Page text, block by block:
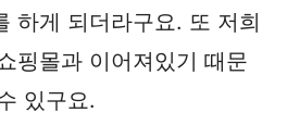
하게 되더라구요. 또 저희
핑몰과 이어져있기 때문
있구요.